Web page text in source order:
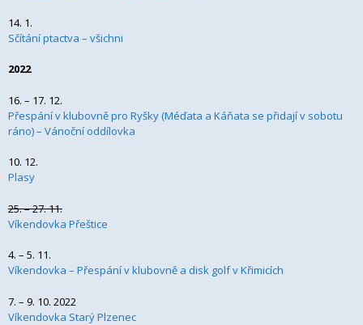
14. 1.
Sčítání ptactva – všichni
2022
16. – 17. 12.
Přespání v klubovně pro Ryšky (Méďata a Káňata se přidají v sobotu
ráno) – Vánoční oddílovka
10. 12.
Plasy
25. – 27. 11.
Víkendovka Přeštice
4. – 5. 11.
Víkendovka – Přespání v klubovně a disk golf v Křimicích
7. – 9. 10. 2022
Víkendovka Starý Plzenec